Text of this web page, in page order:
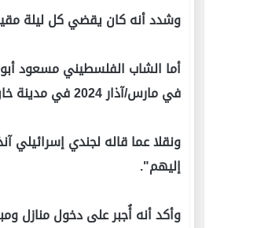
وشدد أنه كان يقضي كل ليلة
في مارس/آذار 2024 في مدينة خان يونس جنوبي القطاع.
ونقلا عما قاله لجندي إسرائيلي
إليهم".
وأكد أنه أُجبر على دخول منازل